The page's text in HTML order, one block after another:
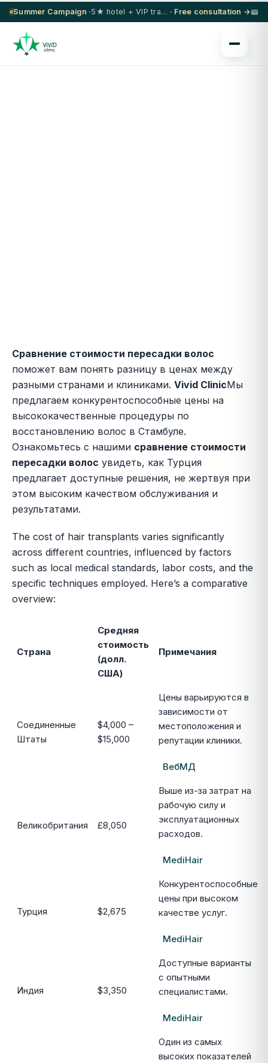
Summer Campaign · 5★ hotel + VIP transfer on select procedures · Free consultation →
Сравнение стоимости пересадки волос
поможет вам понять разницу в ценах между
разными странами и клиниками. Vivid ClinicМы
предлагаем конкурентоспособные цены на
высококачественные процедуры по
восстановлению волос в Стамбуле.
Ознакомьтесь с нашими сравнение стоимости
пересадки волос увидеть, как Турция
предлагает доступные решения, не жертвуя при
этом высоким качеством обслуживания и
результатами.
The cost of hair transplants varies significantly
across different countries, influenced by factors
such as local medical standards, labor costs, and the
specific techniques employed. Here’s a comparative
overview:
Страна
Средняя
стоимость
(долл.
США)
Примечания
Соединенные
Штаты
$4,000 –
$15,000
Цены варьируются в
зависимости от
местоположения и
репутации клиники.
ВебМД
Великобритания £8,050
Выше из-за затрат на
рабочую силу и
эксплуатационных
расходов.
MediHair
Турция $2,675
Конкурентоспособные
цены при высоком
качестве услуг.
MediHair
Индия $3,350
Доступные варианты
с опытными
специалистами.
MediHair
Один из самых
высоких показателей